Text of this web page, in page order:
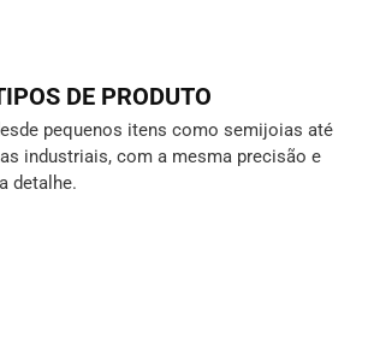
DE PRODUTO
pequenos itens como semijoias até
industriais, com a mesma precisão e
detalhe.